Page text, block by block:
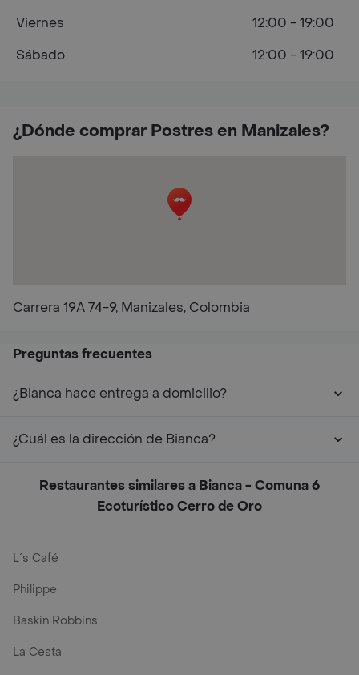
¿Dónde comprar Postres en Manizales?
Carrera 19A 74-9, Manizales, Colombia
Viernes
12:00 - 19:00
Sábado
12:00 - 19:00
Preguntas frecuentes
¿Bianca hace entrega a domicilio?
¿Cuál es la dirección de Bianca?
Restaurantes similares a Bianca - Comuna 6
Ecoturístico Cerro de Oro
L´s Café
Philippe
Baskin Robbins
La Cesta